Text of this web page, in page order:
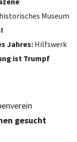
Museum
Jahres:Hilfswerk
ist Trumpf
gesucht